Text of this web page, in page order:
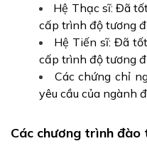
Hệ Thạc sĩ: Đã
cấp trình độ tương
Hệ Tiến sĩ: Đã
cấp trình độ tương
Các chứng chỉ
yêu cầu của ngành
Các chương trình